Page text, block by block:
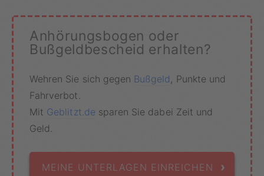
Anhörungsbogen oder
Bußgeldbescheid erhalten?
Wehren Sie sich gegen Bußgeld , Punkte und
Fahrverbot.
Mit Geblitzt.de sparen Sie dabei Zeit und
Geld.
MEINE UNTERLAGEN EINREICHEN ›